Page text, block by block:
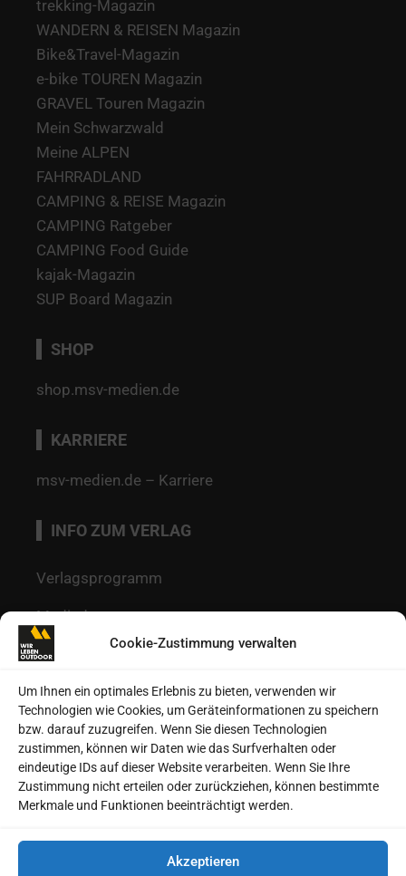
Cookie-Zustimmung verwalten
Um Ihnen ein optimales Erlebnis zu bieten, verwenden wir
Technologien wie Cookies, um Geräteinformationen zu speichern
bzw. darauf zuzugreifen. Wenn Sie diesen Technologien
zustimmen, können wir Daten wie das Surfverhalten oder
eindeutige IDs auf dieser Website verarbeiten. Wenn Sie Ihre
Zustimmung nicht erteilen oder zurückziehen, können bestimmte
Merkmale und Funktionen beeinträchtigt werden.
Akzeptieren
trekking-Magazin
WANDERN & REISEN Magazin
Bike&Travel-Magazin
e-bike TOUREN Magazin
GRAVEL Touren Magazin
Mein Schwarzwald
Meine ALPEN
FAHRRADLAND
CAMPING & REISE Magazin
CAMPING Ratgeber
CAMPING Food Guide
kajak-Magazin
SUP Board Magazin
SHOP
shop.msv-medien.de
KARRIERE
msv-medien.de – Karriere
INFO ZUM VERLAG
Verlagsprogramm
Mediadaten
Redaktion
Kontakt
Autoren
Datenschutz
Impressum
Heftarchive